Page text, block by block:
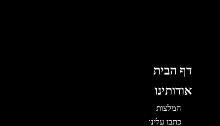
דף הבית
אודותינו
המלצות
כתבו עלינו